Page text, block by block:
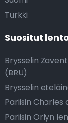
Turkki
Suositut
Brysselin
(BRU)
Brysselin
Pariisin
Pariisin Orlyn